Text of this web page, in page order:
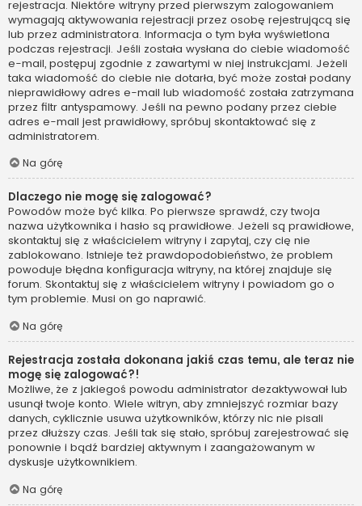
rejestracja. Niektóre witryny przed pierwszym zalogowaniem
wymagają aktywowania rejestracji przez osobę rejestrującą się
lub przez administratora. Informacja o tym była wyświetlona
podczas rejestracji. Jeśli została wysłana do ciebie wiadomość
e-mail, postępuj zgodnie z zawartymi w niej instrukcjami. Jeżeli
taka wiadomość do ciebie nie dotarła, być może został podany
nieprawidłowy adres e-mail lub wiadomość została zatrzymana
przez filtr antyspamowy. Jeśli na pewno podany przez ciebie
adres e-mail jest prawidłowy, spróbuj skontaktować się z
administratorem.
Na górę
Dlaczego nie mogę się zalogować?
Powodów może być kilka. Po pierwsze sprawdź, czy twoja
nazwa użytkownika i hasło są prawidłowe. Jeżeli są prawidłowe,
skontaktuj się z właścicielem witryny i zapytaj, czy cię nie
zablokowano. Istnieje też prawdopodobieństwo, że problem
powoduje błędna konfiguracja witryny, na której znajduje się
forum. Skontaktuj się z właścicielem witryny i powiadom go o
tym problemie. Musi on go naprawić.
Na górę
Rejestracja została dokonana jakiś czas temu, ale teraz nie
mogę się zalogować?!
Możliwe, że z jakiegoś powodu administrator dezaktywował lub
usunął twoje konto. Wiele witryn, aby zmniejszyć rozmiar bazy
danych, cyklicznie usuwa użytkowników, którzy nic nie pisali
przez dłuższy czas. Jeśli tak się stało, spróbuj zarejestrować się
ponownie i bądź bardziej aktywnym i zaangażowanym w
dyskusje użytkownikiem.
Na górę